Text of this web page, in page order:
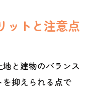
ットと注意点
と建物のバランス
抑えられる点で